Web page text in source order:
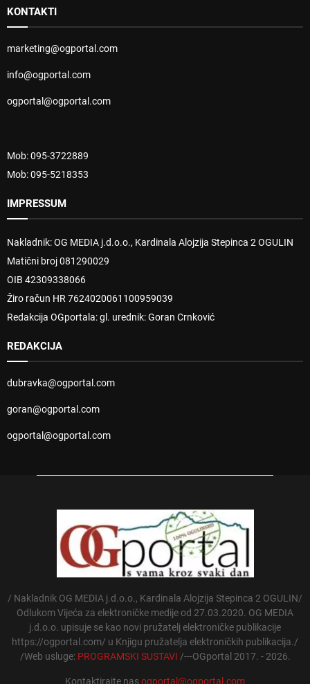
KONTAKTI
marketing@ogportal.com
info@ogportal.com
ogportal@ogportal.com
Mob: 095-3722889
Mob: 095-5218353
IMPRESSUM
Nakladnik: OG MEDIA j.d.o.o., Kardinala Alojzija Stepinca 2 OGULIN
Matični broj 081290029
OIB 42309338066
Žiro račun HR 7624020061100959039
Redakcija OGportala: gl. urednik: Goran Crnković
REDAKCIJA
dubravka@ogportal.com
goran@ogportal.com
ogportal@ogportal.com
/ Nakladnik OG MEDIA j.d.o.o., Kardinala Alojzija Stepinca 2 OGULIN/
Odlukom Vijeća za elektroničke medije od 27.03.2020. OG MEDIA
j.d.o.o. upisuje se kao novi pružatelj elektroničke publikacije
https://ogportal.com/ u Knjigu pružatelja elektroničkih publikacija./
/Web usluge: PROGRAMSKI SUSTAVI /---OGportal 2017. - 2026.
Kontaktirajte nasogportal@ogportal.com